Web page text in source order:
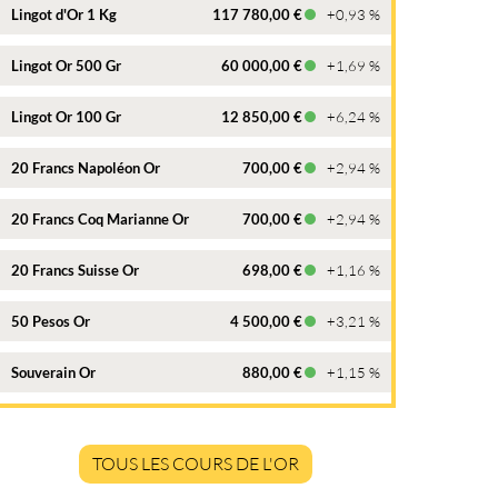
Lingot d'Or 1 Kg 117 780,00 € +0,93 %
Lingot Or 500 Gr 60 000,00 € +1,69 %
Lingot Or 100 Gr 12 850,00 € +6,24 %
20 Francs Napoléon Or 700,00 € +2,94 %
20 Francs Coq Marianne Or 700,00 € +2,94 %
20 Francs Suisse Or 698,00 € +1,16 %
50 Pesos Or 4 500,00 € +3,21 %
Souverain Or 880,00 € +1,15 %
TOUS LES COURS DE L'OR